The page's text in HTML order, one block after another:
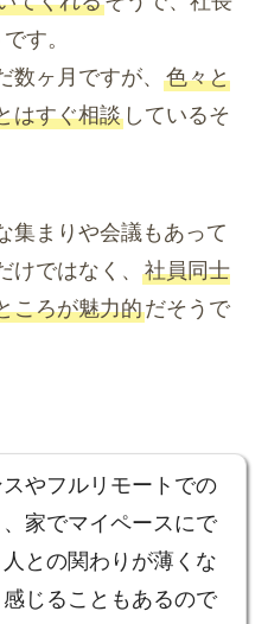
す。
ヶ月ですが、 色々と
はすぐ相談しているそ
集まりや会議もあって
ではなく、 社員同士
ころが魅力的だそうで
やフルリモートでの
家でマイペースにで
との関わりが薄くな
じることもあるので